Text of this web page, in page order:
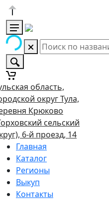
область,
округ Тула,
Крюково
сельский
6-й проезд, 14
Главная
Каталог
Регионы
Выкуп
Контакты